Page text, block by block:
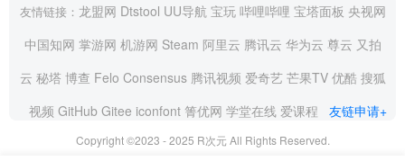
友情链接： 龙盟网 Dtstool UU导航 宝玩 哔哩哔哩 宝塔面板 央视网
中国知网 掌游网 机游网 Steam 阿里云 腾讯云 华为云 尊云 又拍
云 秘塔 博查 Felo Consensus 腾讯视频 爱奇艺 芒果TV 优酷 搜狐
视频 GitHub Gitee iconfont 箐优网 学堂在线 爱课程 友链申请+
Copyright ©2023 - 2025 R次元 All Rights Reserved.